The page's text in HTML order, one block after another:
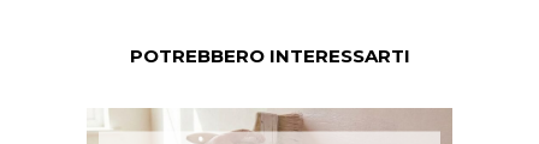
POTREBBERO INTERESSARTI